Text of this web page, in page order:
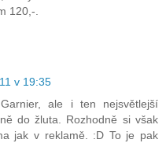
120,-.
v 19:35
ale i ten nejsvětlejší
do žluta. Rozhodně si však
jak v reklamě. :D To je pak